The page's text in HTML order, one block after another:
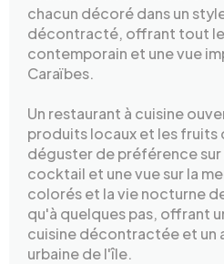
chacun décoré dans un
décontracté, offrant tout
contemporain et une vue
Caraïbes.
Un restaurant à cuisine
produits locaux et les fruits
déguster de préférence sur
cocktail et une vue sur la
colorés et la vie nocturne
qu'à quelques pas, offrant
cuisine décontractée et un
urbaine de l'île.